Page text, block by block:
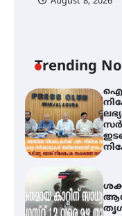
Trending